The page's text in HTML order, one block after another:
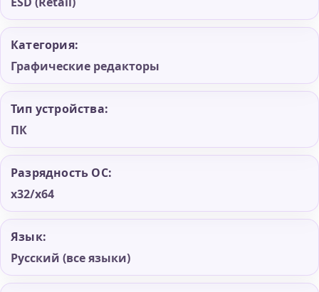
Категория:
Графические редакторы
Тип устройства:
ПК
Разрядность ОС:
x32/x64
Язык:
Русский (все языки)